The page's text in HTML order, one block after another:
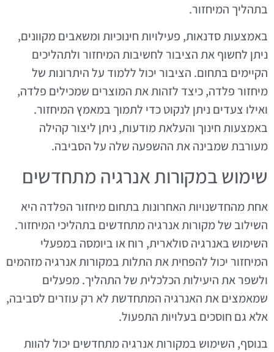
בתהליך המיחזור.
באמצעות סדנאות, פעילויות חינוכיות ומשאבים מקוונים,
ניתן לחשוף את הציבור לחשיבות המיחזור ולתהליכים
הקיימים בתחום. הציבור יכול ללמוד על היתרונות של
מיחזור פלדה, כיצד לזהות את המוצרים שמכילים פלדה,
ואילו צעדים ניתן לנקוט כדי לתמוך במאמץ המיחזור.
באמצעות חינוך והעלאת מודעות, ניתן ליצור קהילה
מעורבת שמבינה את ההשפעה שלה על הסביבה.
שימוש במקורות אנרגיה מתחדשים
אחת מהחדשנויות האחרונות בתחום מיחזור הפלדה היא
השילוב של מקורות אנרגיה מתחדשים בתהליכי המיחזור.
השימוש באנרגיה סולארית, רוח או ביומסה במפעלי
המיחזור יכול להפחית את התלות במקורות אנרגיה מזהמים
ולשפר את היעילות הכלכלית של התהליך. מפעלים
שמאמצים את האנרגיה המתחדשת לא רק עוזרים לסביבה,
אלא גם חוסכים בעלויות התפעול.
בנוסף, השימוש במקורות אנרגיה מתחדשים יכול להוות